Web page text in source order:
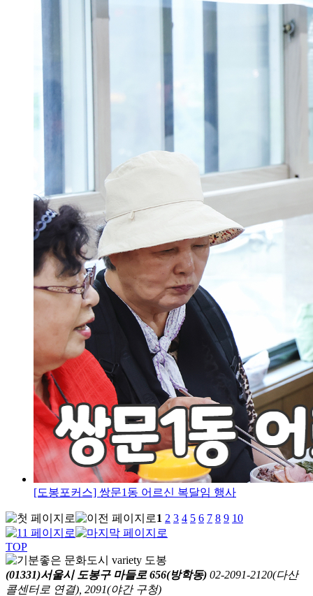
[도봉포커스] 쌍문1동 어르신 복달임 행사
1 2 3 4 5 6 7 8 9 10
TOP
(01331)서울시 도봉구 마들로 656(방학동) 02-2091-2120(다산
콜센터로 연결), 2091(야간 구청)